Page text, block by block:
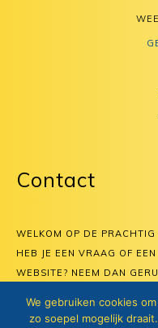
Contact
WELKOM OP DE
HEB JE EEN VRAAG OF
WEBSITE? NEEM DAN
SALUT, HET BLOGTEAM
We gebruiken cookies
zo soepel mogelijk